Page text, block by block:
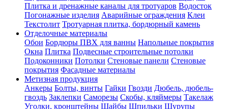
Плитка и дренажные каналы для тротуаров Водосток
Погонажные изделия Аварийные ограждения Клеи
Текстолит Тротуарная плитка, бордюрный камень
Отделочные материалы
Обои Бордюры ПВХ для ванны Напольные покрытия
Окна Плитка Подвесные строительные потолки
Подоконники Потолки Стеновые панели Стеновые
покрытия Фасадные материалы
Метизная продукция
Анкеры Болты, винты Гайки Гвозди Дюбель, дюбель-
гвоздь Заклепки Саморезы Скобы, кляймеры Такелаж
Уголки, кронштейны Шайбы Шпильки Шурупы